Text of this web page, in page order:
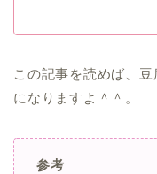
この記事を読めば、
になりますよ＾＾。
参考